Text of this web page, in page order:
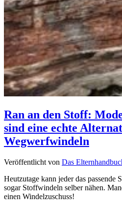
Ran an den Stoff:
sind eine echte
Wegwerfwindeln
Veröffentlicht von Das
Heutzutage kann jeder das passende
sogar Stoffwindeln selber nähen.
einen Windelzuschuss!